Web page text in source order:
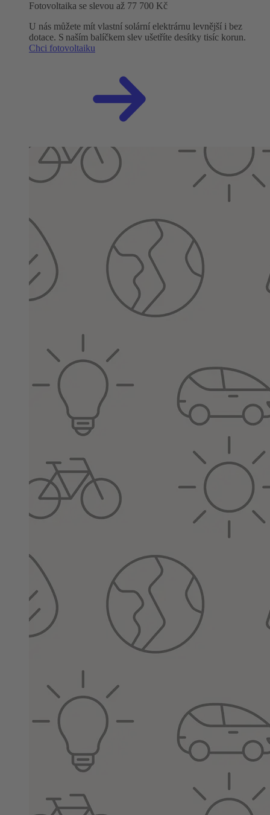
Fotovoltaika se slevou až 77 700 Kč
U nás můžete mít vlastní solární elektrárnu levnější i bez
dotace. S naším balíčkem slev ušetříte desítky tisíc korun.
Chci fotovoltaiku